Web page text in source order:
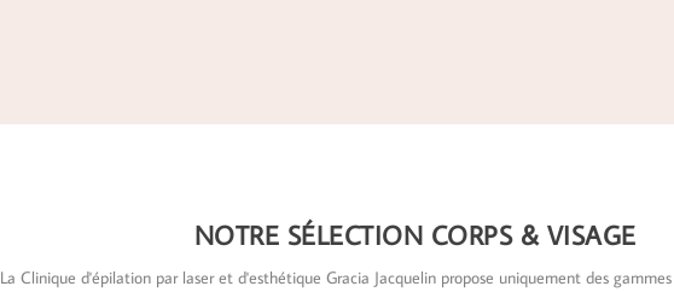
NOTRE SÉLECTION CORPS & VISAGE
La Clinique d'épilation par laser et d'esthétique Gracia Jacquelin propose uniquement des